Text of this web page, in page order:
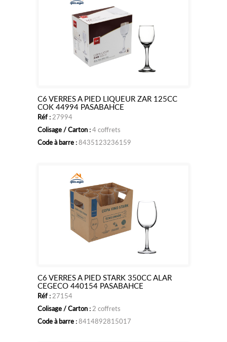
Ajouter
panier
C6 VERRES A PIED LIQUEUR ZAR 125CC
COK 44994 PASABAHCE
Réf : 27994
Colisage / Carton :4 coffrets
Code à barre :8435123236159
Ajouter
panier
C6 VERRES A PIED STARK 350CC ALAR
CEGECO 440154 PASABAHCE
Réf : 27154
Colisage / Carton : 2 coffrets
Code à barre :8414892815017